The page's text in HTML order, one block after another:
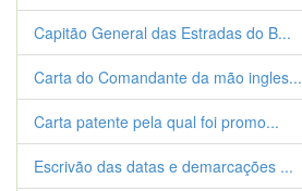
Capitão General das Estradas do B...
Carta do Comandante da mão ingles...
Carta patente pela qual foi promo...
Escrivão das datas e demarcações ...